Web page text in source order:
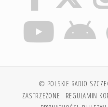
© POLSKIE RADIO
ZASTRZEŻONE. REGULAMIN